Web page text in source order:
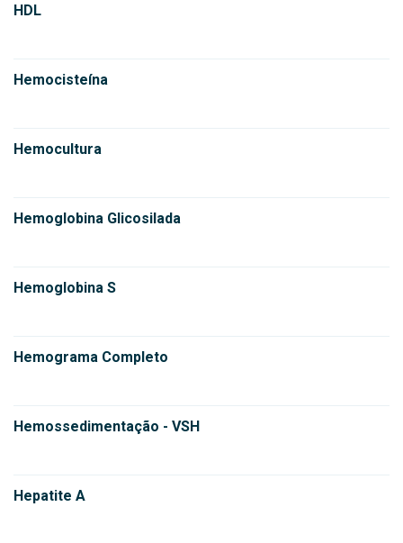
HDL
Hemocisteína
Hemocultura
Hemoglobina Glicosilada
Hemoglobina S
Hemograma Completo
Hemossedimentação - VSH
Hepatite A